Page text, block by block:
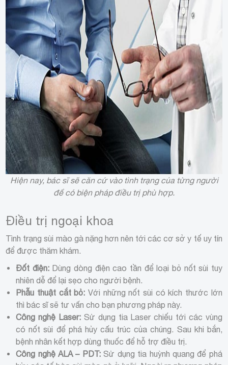
Hiện nay, bác sĩ sẽ căn cứ vào tình trạng của từng người
để có biện pháp điều trị phù hợp.
Điều trị ngoại khoa
Tình trạng sùi mào gà nặng hơn nên tới các cơ sở y tế uy tín
để được thăm khám.
Đốt điện:Dùng dòng điện cao tần để loại bỏ nốt sùi tuy
nhiên dễ để lại sẹo cho người bệnh.
Phẫu thuật cắt bỏ: Với những nốt sùi có kích thước lớn
thì bác sĩ sẽ tư vấn cho bạn phương pháp này.
Công nghệ Laser:Sử dụng tia Laser chiếu tới các vùng
có nốt sùi để phá hủy cấu trúc của chúng. Sau khi bắn,
bệnh nhân kết hợp dùng thuốc để hỗ trợ điều trị.
Công nghệ ALA – PDT:Sử dụng tia huỳnh quang để phá